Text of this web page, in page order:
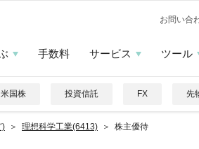
お問い合
手数料 サービス ツール
米国株 投資信託 FX 先
) 理想科学工業(6413) 株主優待